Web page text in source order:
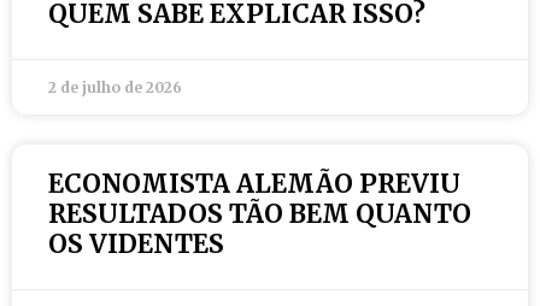
QUEM SABE EXPLICAR ISSO?
2 de julho de 2026
ECONOMISTA ALEMÃO PREVIU
RESULTADOS TÃO BEM QUANTO
OS VIDENTES